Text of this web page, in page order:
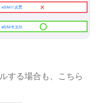
する場合も、こちら